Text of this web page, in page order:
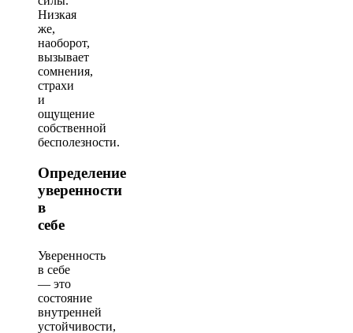
Низкая
же,
наоборот,
вызывает
сомнения,
страхи
и
ощущение
собственной
бесполезности.
Определение
уверенности
в
себе
Уверенность
в себе
— это
состояние
внутренней
устойчивости,